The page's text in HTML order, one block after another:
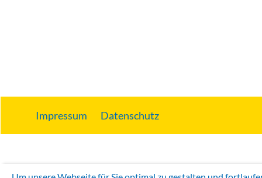
Impressum Datenschutz